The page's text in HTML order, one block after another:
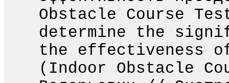
Obstacle Course
determine the
the effectiveness
(Indoor Obstacle